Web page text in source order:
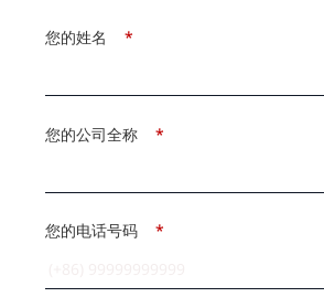
*
您的姓名
*
您的公司全称
*
您的电话号码